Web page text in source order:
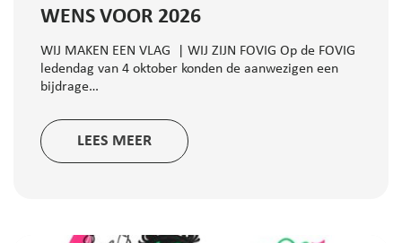
WENS VOOR 2026
WIJ MAKEN EEN VLAG | WIJ ZIJN FOVIG Op de FOVIG
ledendag van 4 oktober konden de aanwezigen een
bijdrage…
LEES MEER